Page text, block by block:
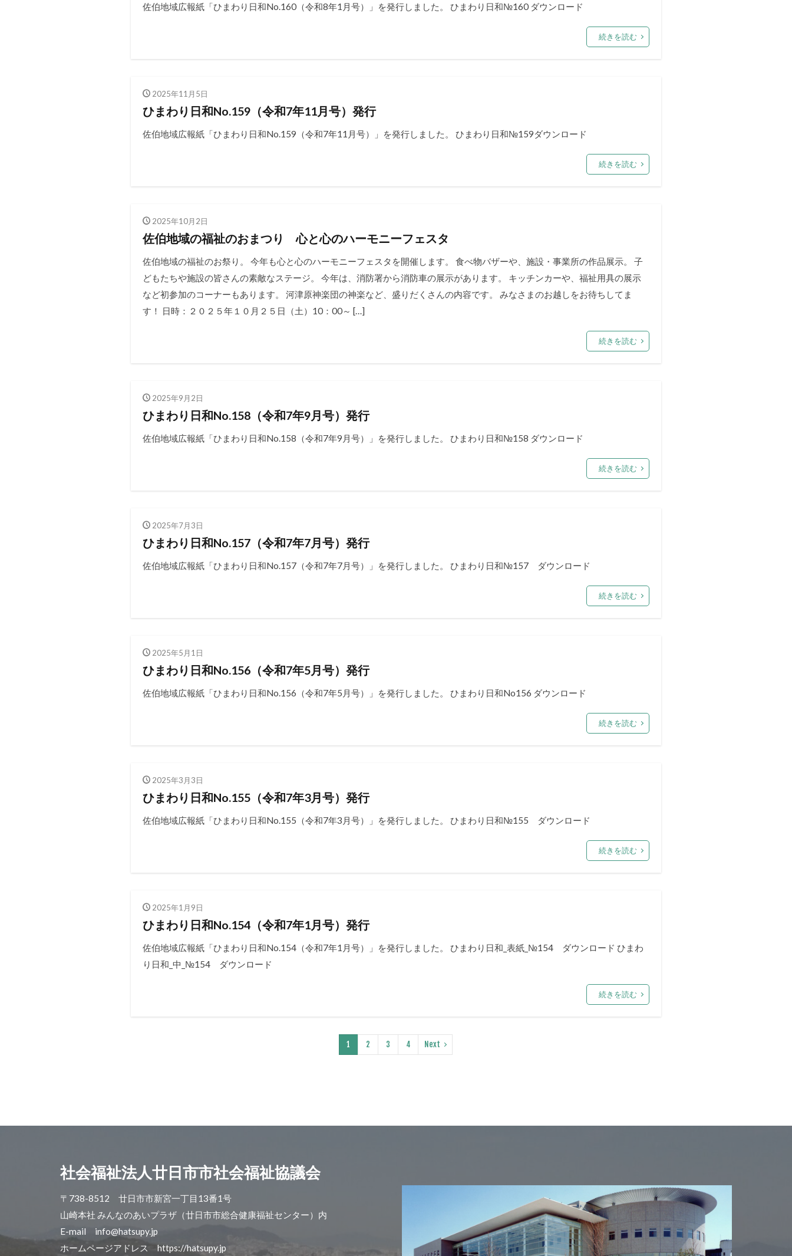
佐伯地域広報紙「ひまわり日和No.160（令和8年1月号）」を発行しました。 ひまわり日和№160 ダウンロード
続きを読む
2025年11月5日
ひまわり日和No.159（令和7年11月号）発行
佐伯地域広報紙「ひまわり日和No.159（令和7年11月号）」を発行しました。 ひまわり日和№159ダウンロード
続きを読む
2025年10月2日
佐伯地域の福祉のおまつり 心と心のハーモニーフェスタ
佐伯地域の福祉のお祭り。 今年も心と心のハーモニーフェスタを開催します。 食べ物バザーや、施設・事業所の作品展示。 子
どもたちや施設の皆さんの素敵なステージ。 今年は、消防署から消防車の展示があります。 キッチンカーや、福祉用具の展示
など初参加のコーナーもあります。 河津原神楽団の神楽など、盛りだくさんの内容です。 みなさまのお越しをお待ちしてま
す！ 日時：２０２５年１０月２５日（土）10：00～ […]
続きを読む
2025年9月2日
ひまわり日和No.158（令和7年9月号）発行
佐伯地域広報紙「ひまわり日和No.158（令和7年9月号）」を発行しました。 ひまわり日和№158 ダウンロード
続きを読む
2025年7月3日
ひまわり日和No.157（令和7年7月号）発行
佐伯地域広報紙「ひまわり日和No.157（令和7年7月号）」を発行しました。 ひまわり日和№157 ダウンロード
続きを読む
2025年5月1日
ひまわり日和No.156（令和7年5月号）発行
佐伯地域広報紙「ひまわり日和No.156（令和7年5月号）」を発行しました。 ひまわり日和No156 ダウンロード
続きを読む
2025年3月3日
ひまわり日和No.155（令和7年3月号）発行
佐伯地域広報紙「ひまわり日和No.155（令和7年3月号）」を発行しました。 ひまわり日和№155 ダウンロード
続きを読む
2025年1月9日
ひまわり日和No.154（令和7年1月号）発行
佐伯地域広報紙「ひまわり日和No.154（令和7年1月号）」を発行しました。 ひまわり日和_表紙_№154 ダウンロード ひまわ
り日和_中_№154 ダウンロード
続きを読む
1 2 3 4 Next
社会福祉法人廿日市市社会福祉協議会
〒738-8512 廿日市市新宮一丁目13番1号
山崎本社 みんなのあいプラザ（廿日市市総合健康福祉センター）内
E-mail info@hatsupy.jp
ホームページアドレス https://hatsupy.jp